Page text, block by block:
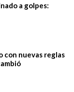
a golpes:
con nuevas reglas